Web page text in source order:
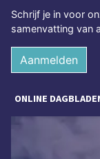
Schrijf je in voor
samenvatting van
Aanmelden
ONLINE